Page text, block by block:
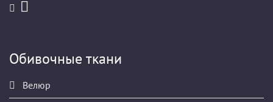
Обивочные ткани
Велюр